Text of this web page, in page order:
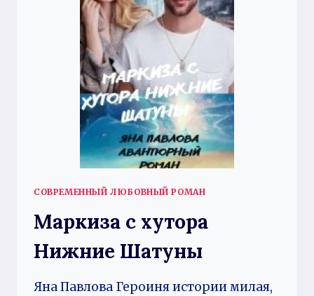
СОВРЕМЕННЫЙ ЛЮБОВНЫЙ РОМАН
Маркиза с хутора
Нижние Шатуны
Яна Павлова Героиня истории милая,